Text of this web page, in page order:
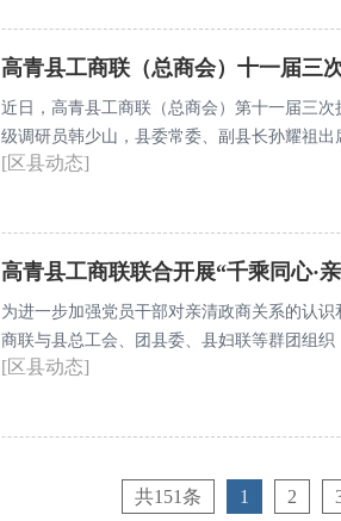
高青县工商联（总商会）十一届三
近日，高青县工商联（总商会）第十一届三
级调研员韩少山，县委常委、副县长孙耀祖
及第十一届执委参加会议。
[区县动态]
高青县工商联联合开展“千乘同心·
为进一步加强党员干部对亲清政商关系的认
商联与县总工会、团县委、县妇联等群团组织
清筑廉”联合主题党日活动。
[区县动态]
共151条 1 2